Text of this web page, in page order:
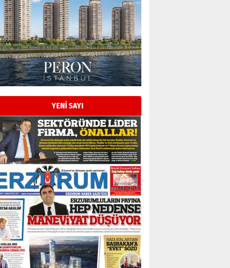
YENİ SAYI
Esat BİNDESEN
Başkan Sekmen’den Erzurum’a
bir vizyon proje daha!
02 Ağustos 2026 Pazar
Kadir SABUNCUOĞLU
Erzurumspor’un köşe taşları